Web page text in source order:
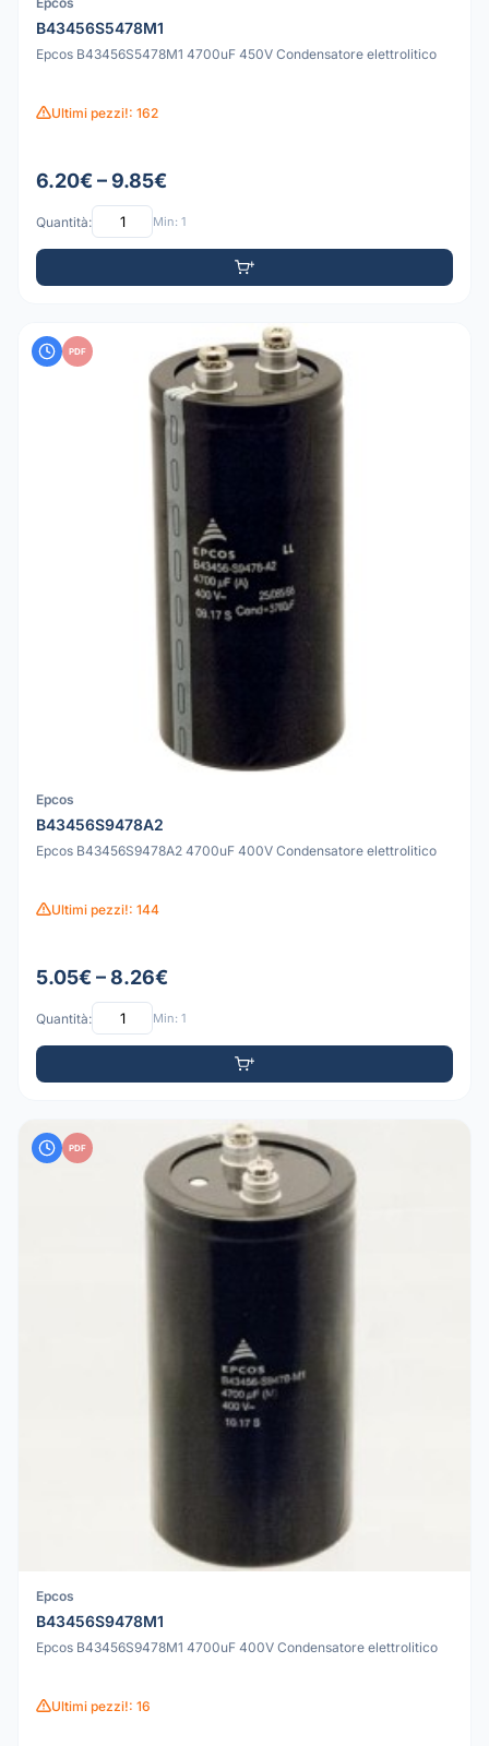
B43456S5478M1
Epcos B43456S5478M1 4700uF 450V Condensatore elettrolitico
Ultimi pezzi!: 162
6.20€ – 9.85€
Quantità: Min: 1
PDF
Epcos
B43456S9478A2
Epcos B43456S9478A2 4700uF 400V Condensatore elettrolitico
Ultimi pezzi!: 144
5.05€ – 8.26€
Quantità: Min: 1
PDF
Epcos
B43456S9478M1
Epcos B43456S9478M1 4700uF 400V Condensatore elettrolitico
Ultimi pezzi!: 16